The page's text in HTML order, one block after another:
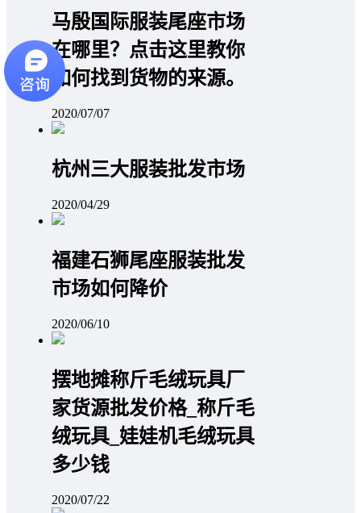
马殷国际服装尾座市场
在哪里？点击这里教你
如何找到货物的来源。
2020/07/07
杭州三大服装批发市场
2020/04/29
福建石狮尾座服装批发
市场如何降价
2020/06/10
摆地摊称斤毛绒玩具厂
家货源批发价格_称斤毛
绒玩具_娃娃机毛绒玩具
多少钱
2020/07/22